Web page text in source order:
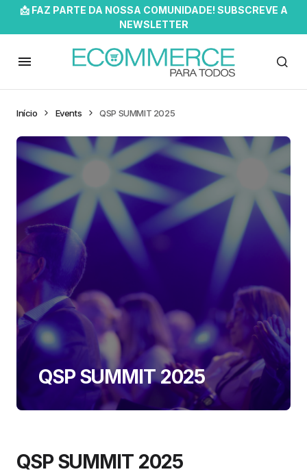
📩 FAZ PARTE DA NOSSA COMUNIDADE! SUBSCREVE A
NEWSLETTER
Início Events QSP SUMMIT 2025
QSP SUMMIT 2025
QSP SUMMIT 2025